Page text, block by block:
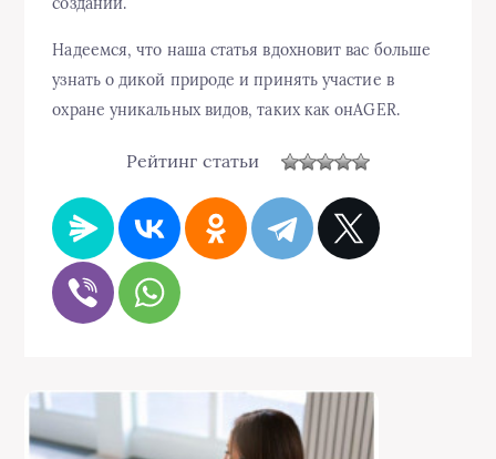
Надеемся, что наша статья вдохновит вас больше
узнать о дикой природе и принять участие в
охране уникальных видов, таких как онAGER.
Рейтинг статьи